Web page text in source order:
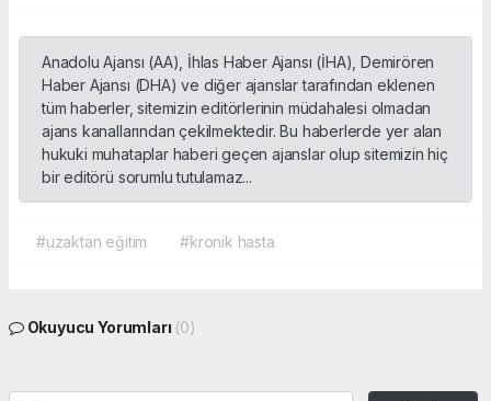
Anadolu Ajansı (AA), İhlas Haber Ajansı (İHA), Demirören
Haber Ajansı (DHA) ve diğer ajanslar tarafından eklenen
tüm haberler, sitemizin editörlerinin müdahalesi olmadan
ajans kanallarından çekilmektedir. Bu haberlerde yer alan
hukuki muhataplar haberi geçen ajanslar olup sitemizin hiç
bir editörü sorumlu tutulamaz...
#uzaktan eğitim #kronik hasta
Okuyucu Yorumları (0)